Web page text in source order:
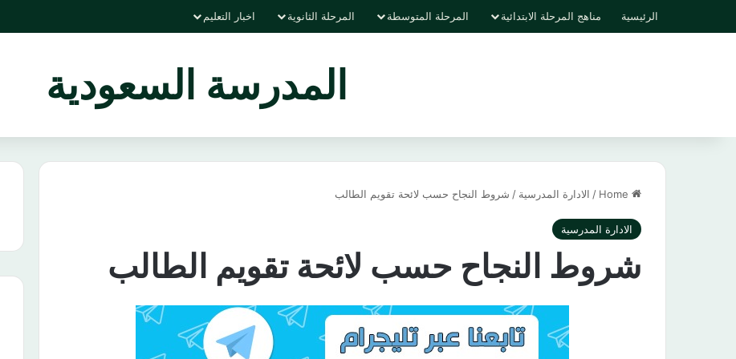
الرئيسية مناهج المرحلة الابتدائية المرحلة المتوسطة المرحلة الثانوية اخبار التعليم
المدرسة السعودية
/ الادارة المدرسية / شروط النجاح⁩ حسب لائحة تقويم الطالب
الادارة المدرسية
شروط النجاح⁩ حسب لائحة تقويم الطالب